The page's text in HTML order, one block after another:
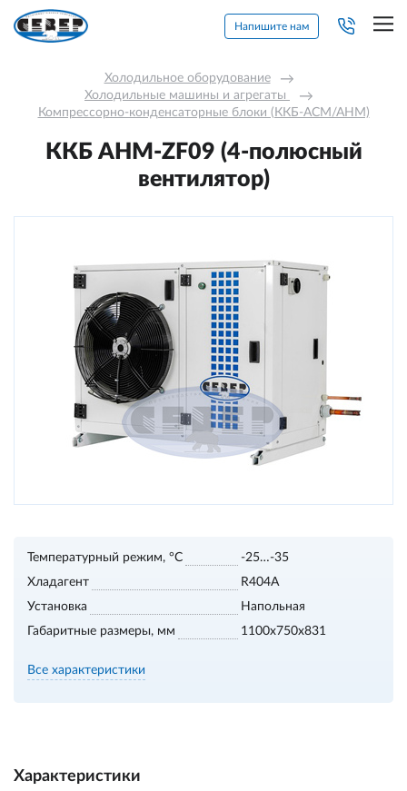
Напишите нам
Холодильное оборудование →
Холодильные машины и агрегаты →
Компрессорно-конденсаторные блоки (ККБ-АСМ/АНМ)
ККБ AНM-ZF09 (4-полюсный
вентилятор)
Температурный режим, °С
-25…-35
Хладагент
R404A
Установка
Напольная
Габаритные размеры, мм
1100х750х831
Все характеристики
Характеристики